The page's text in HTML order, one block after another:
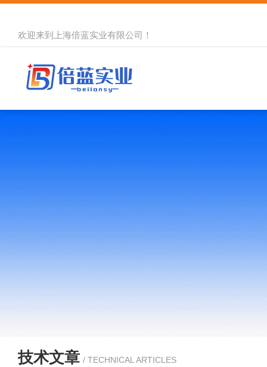
欢迎来到 上海倍蓝实业有限公司 ！
技术文章 / TECHNICAL ARTICLES